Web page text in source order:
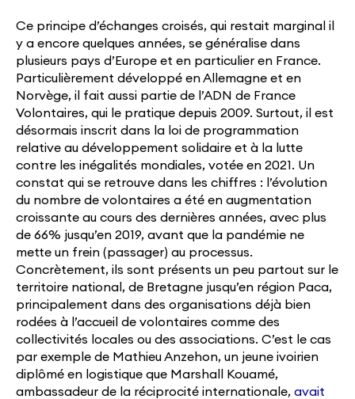
Ce principe d’échanges croisés, qui restait marginal il
y a encore quelques années, se généralise dans
plusieurs pays d’Europe et en particulier en France.
Particulièrement développé en Allemagne et en
Norvège, il fait aussi partie de l’ADN de France
Volontaires, qui le pratique depuis 2009. Surtout, il est
désormais inscrit dans la loi de programmation
relative au développement solidaire et à la lutte
contre les inégalités mondiales, votée en 2021. Un
constat qui se retrouve dans les chiffres : l’évolution
du nombre de volontaires a été en augmentation
croissante au cours des dernières années, avec plus
de 66% jusqu’en 2019, avant que la pandémie ne
mette un frein (passager) au processus.
Concrètement, ils sont présents un peu partout sur le
territoire national, de Bretagne jusqu’en région Paca,
principalement dans des organisations déjà bien
rodées à l’accueil de volontaires comme des
collectivités locales ou des associations. C’est le cas
par exemple de Mathieu Anzehon, un jeune ivoirien
diplômé en logistique que Marshall Kouamé,
ambassadeur de la réciprocité internationale, avait